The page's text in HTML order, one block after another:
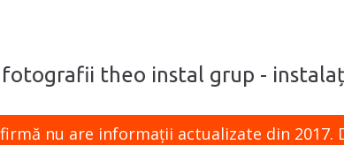
theo instal grup -
nu are informaţii actualizate din 2017.